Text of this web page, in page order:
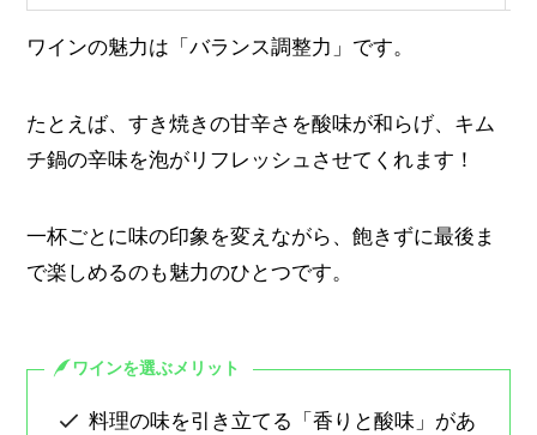
ワインの魅力は「バランス調整力」です。
たとえば、すき焼きの甘辛さを酸味が和らげ、キム
チ鍋の辛味を泡がリフレッシュさせてくれます！
一杯ごとに味の印象を変えながら、飽きずに最後ま
で楽しめるのも魅力のひとつです。
ワインを選ぶメリット
料理の味を引き立てる「香りと酸味」があ